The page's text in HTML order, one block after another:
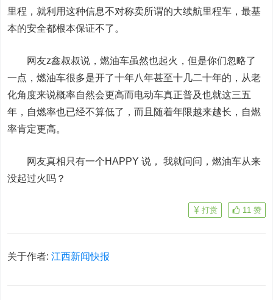
里程，就利用这种信息不对称卖所谓的大续航里程车，最基
本的安全都根本保证不了。
网友z鑫叔叔说，燃油车虽然也起火，但是你们忽略了
一点，燃油车很多是开了十年八年甚至十几二十年的，从老
化角度来说概率自然会更高而电动车真正普及也就这三五
年，自燃率也已经不算低了，而且随着年限越来越长，自燃
率肯定更高。
网友真相只有一个HAPPY 说， 我就问问，燃油车从来
没起过火吗？
11 赞
打赏
关于作者:江西新闻快报